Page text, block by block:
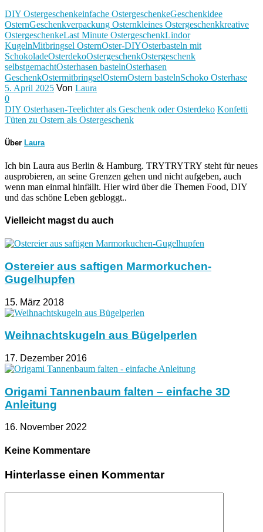
DIY Ostergeschenkeinfache OstergeschenkeGeschenkidee
OsternGeschenkverpackung Osternkleines Ostergeschenkkreative
OstergeschenkeLast Minute OstergeschenkLindor
KugelnMitbringsel OsternOster-DIYOsterbasteln mit
SchokoladeOsterdekoOstergeschenkOstergeschenk
selbstgemachtOsterhasen bastelnOsterhasen
GeschenkOstermitbringselOsternOstern bastelnSchoko Osterhase
5. April 2025 Von Laura
0
DIY Osterhasen-Teelichter als Geschenk oder Osterdeko Konfetti
Tüten zu Ostern als Ostergeschenk
Über Laura
Ich bin Laura aus Berlin & Hamburg. TRYTRYTRY steht für neues
ausprobieren, an seine Grenzen gehen und nicht aufgeben, auch
wenn man einmal hinfällt. Hier wird über die Themen Food, DIY
und das schöne Leben gebloggt..
Vielleicht magst du auch
Ostereier aus saftigen Marmorkuchen-
Gugelhupfen
15. März 2018
Weihnachtskugeln aus Bügelperlen
17. Dezember 2016
Origami Tannenbaum falten – einfache 3D
Anleitung
16. November 2022
Keine Kommentare
Hinterlasse einen Kommentar